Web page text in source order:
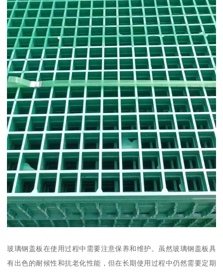
玻璃钢盖板在使用过程中需要注意保养和维护。虽然玻璃钢盖板具
有出色的耐候性和抗老化性能，但在长期使用过程中仍然需要定期